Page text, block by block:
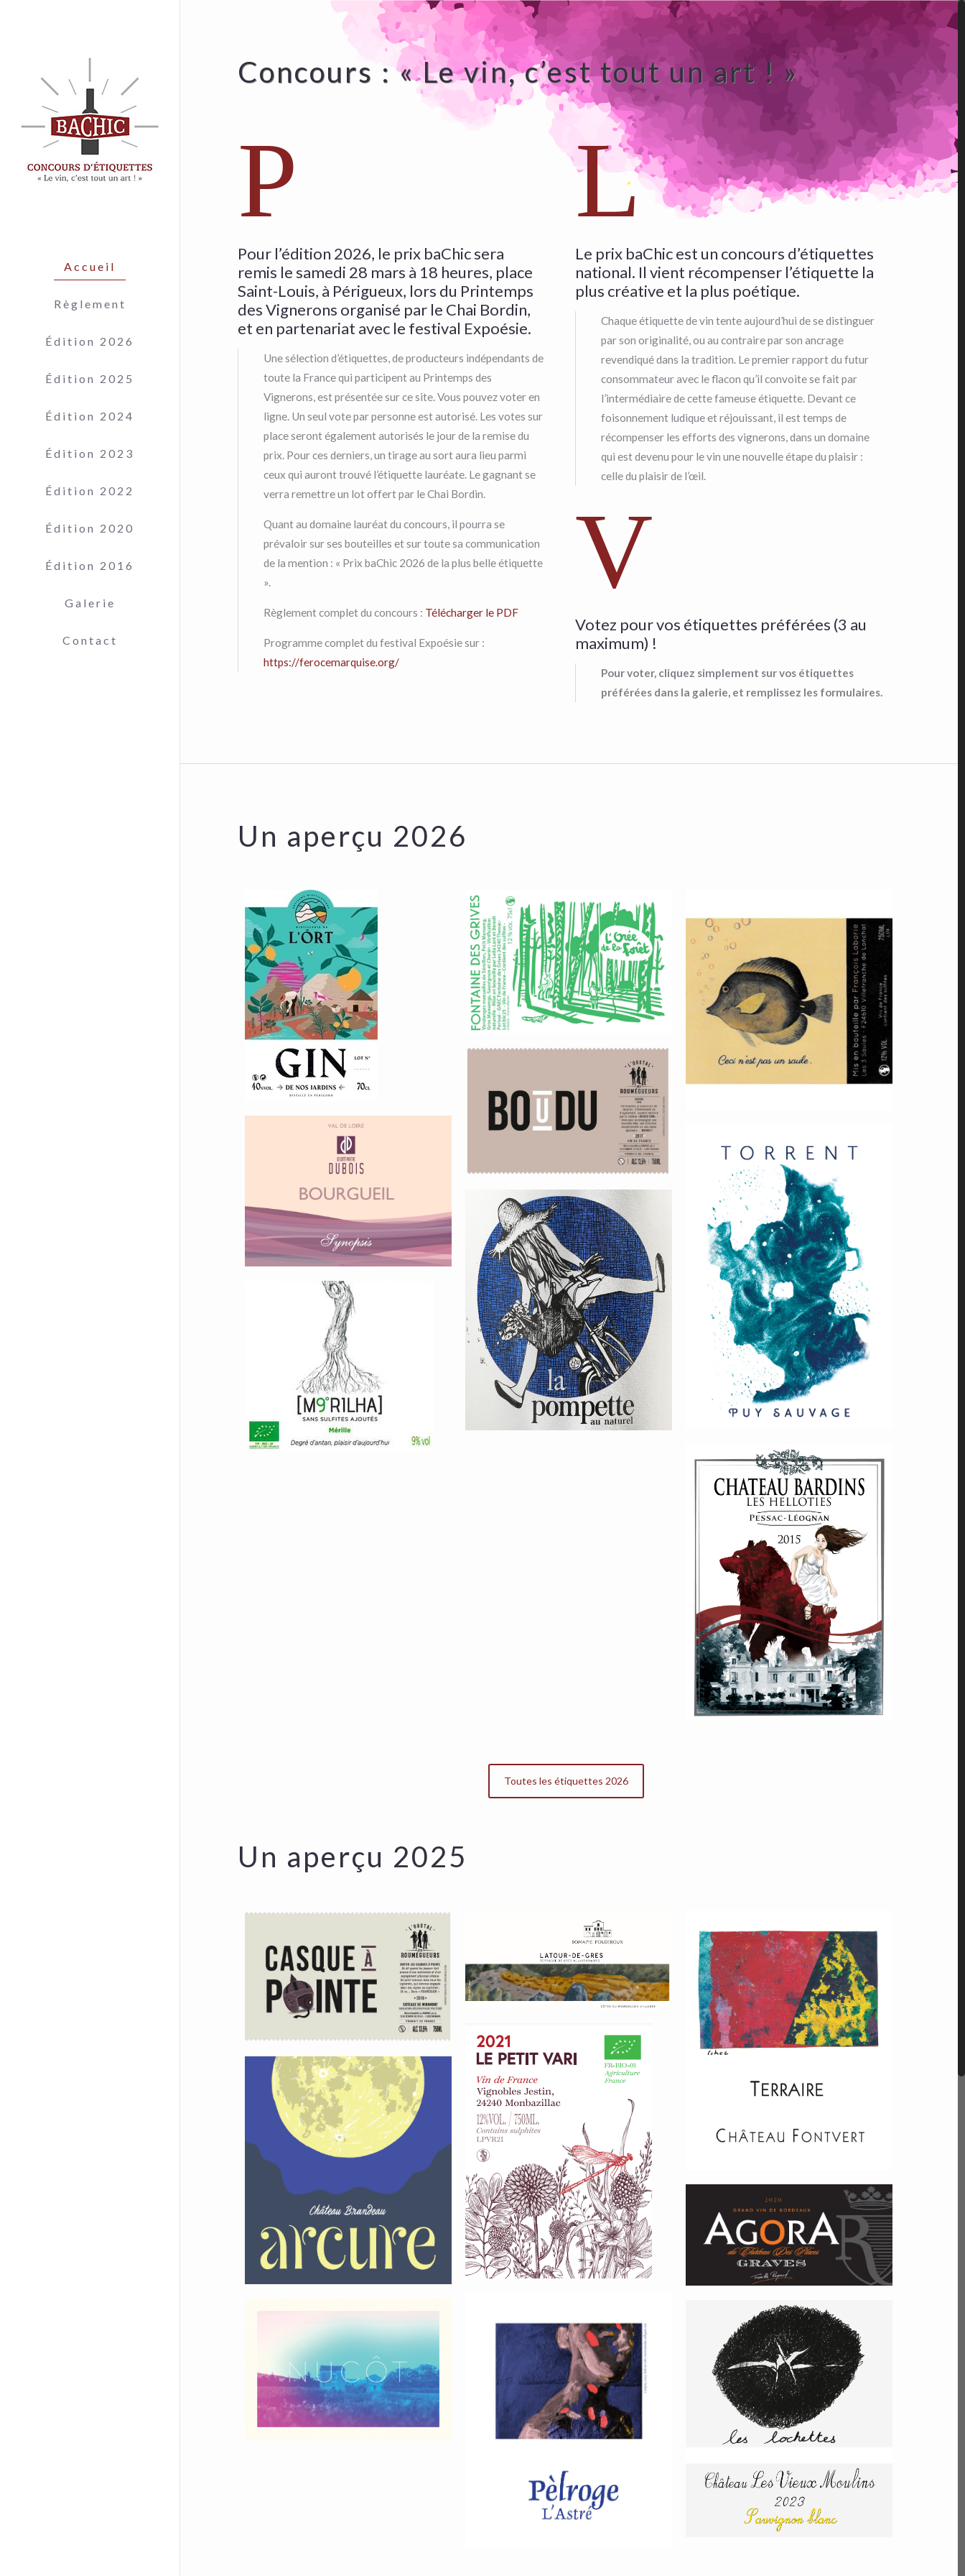
Accueil
Règlement
Édition 2026
Édition 2025
Édition 2024
Édition 2023
Édition 2022
Édition 2020
Édition 2016
Galerie
Contact
Concours : « Le vin, c’est tout un art ! »
P
Pour l’édition 2026, le prix baChic sera
remis le samedi 28 mars à 18 heures, place
Saint-Louis, à Périgueux, lors du Printemps
des Vignerons organisé par le Chai Bordin,
et en partenariat avec le festival Expoésie.
Une sélection d’étiquettes, de producteurs indépendants de
toute la France qui participent au Printemps des
Vignerons, est présentée sur ce site. Vous pouvez voter en
ligne. Un seul vote par personne est autorisé. Les votes sur
place seront également autorisés le jour de la remise du
prix. Pour ces derniers, un tirage au sort aura lieu parmi
ceux qui auront trouvé l’étiquette lauréate. Le gagnant se
verra remettre un lot offert par le Chai Bordin.
Quant au domaine lauréat du concours, il pourra se
prévaloir sur ses bouteilles et sur toute sa communication
de la mention : « Prix baChic 2026 de la plus belle étiquette
».
Règlement complet du concours : Télécharger le PDF
Programme complet du festival Expoésie sur :
https://ferocemarquise.org/
L
Le prix baChic est un concours d’étiquettes
national. Il vient récompenser l’étiquette la
plus créative et la plus poétique.
Chaque étiquette de vin tente aujourd’hui de se distinguer
par son originalité, ou au contraire par son ancrage
revendiqué dans la tradition. Le premier rapport du futur
consommateur avec le flacon qu’il convoite se fait par
l’intermédiaire de cette fameuse étiquette. Devant ce
foisonnement ludique et réjouissant, il est temps de
récompenser les efforts des vignerons, dans un domaine
qui est devenu pour le vin une nouvelle étape du plaisir :
celle du plaisir de l’œil.
V
Votez pour vos étiquettes préférées (3 au
maximum) !
Pour voter, cliquez simplement sur vos étiquettes
préférées dans la galerie, et remplissez les formulaires.
Un aperçu 2026
Distillerie-de-
lOrt-Gin-du-
Périgord
Fontaine-des-
Grives-Périgord-
Lorée-de-la-fôret
Domaine-des-3-
Saules-Périgord-
Ceci-nest-pas-
un-Saule
Roumégueurs-
Languedoc-
Domaine-
Dubois-
Bourgueil-
Synopsis
Puy-Sauvage-
Périgord-Torrent
Clos-dAudhuy-
Cahors-Cuvée-
Pompette
Domaine-du-
Siorac-Périgord-
Cuvée-Merilha
Château-
Bardins-Pessac-
Léognan-
Bordeaux-
Cuvée-Les-
Helloties
Toutes les étiquettes 2026
Un aperçu 2025
Miramont
Casque à pointe
Roussillon
Pouderoux
Luberon Terraire
rouge
Monbazillac Petit
Vari
Bordeaux Arcure
Château
Brandeau
Graves Agora
Sud-Ouest
Pèlroge L’astré
Cahors Clos
Dauliac
Blaye Les
Lochettes